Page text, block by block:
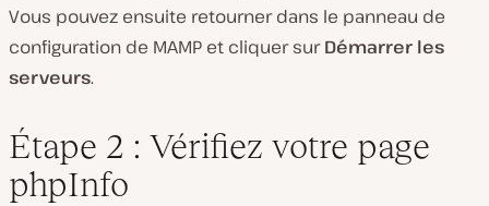
Vous pouvez ensuite retourner dans le panneau de
configuration de MAMP et cliquer surDémarrer les
serveurs.
Étape 2 : Vérifiez votre page
phpInfo